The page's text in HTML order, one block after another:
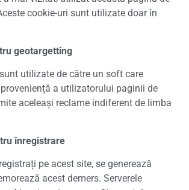
cookie-uri sunt utilizate doar în
geotargetting
utilizate de către un soft care
a utilizatorului paginii de
aceleași reclame indiferent de limba
înregistrare
pe acest site, se generează
acest demers. Serverele